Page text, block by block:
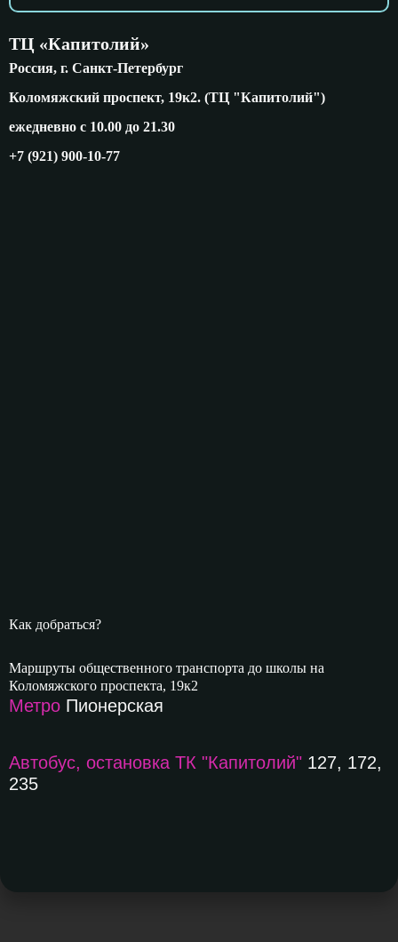
ТЦ «Капитолий»
Россия, г. Санкт-Петербург
Коломяжский проспект, 19к2. (ТЦ "Капитолий")
ежедневно с 10.00 до 21.30
+7 (921) 900-10-77
Как добраться?
Маршруты общественного транспорта до школы на
Коломяжского проспекта, 19к2
Метро Пионерская
Автобус, остановка ТК "Капитолий" 127, 172,
235